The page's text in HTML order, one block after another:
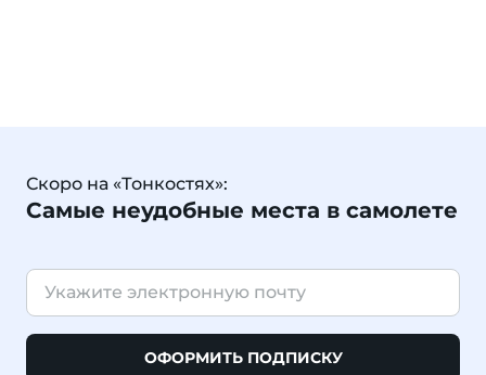
Скоро на «Тонкостях»:
Самые неудобные места в самолете
ОФОРМИТЬ ПОДПИСКУ